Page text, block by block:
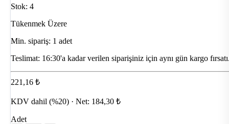
Stok: 4
Tükenmek Üzere
Min. sipariş: 1 adet
Teslimat: 16:30'a kadar verilen siparişiniz için aynı gün kargo
221,16 ₺
KDV dahil (%20) · Net: 184,30 ₺
Adet